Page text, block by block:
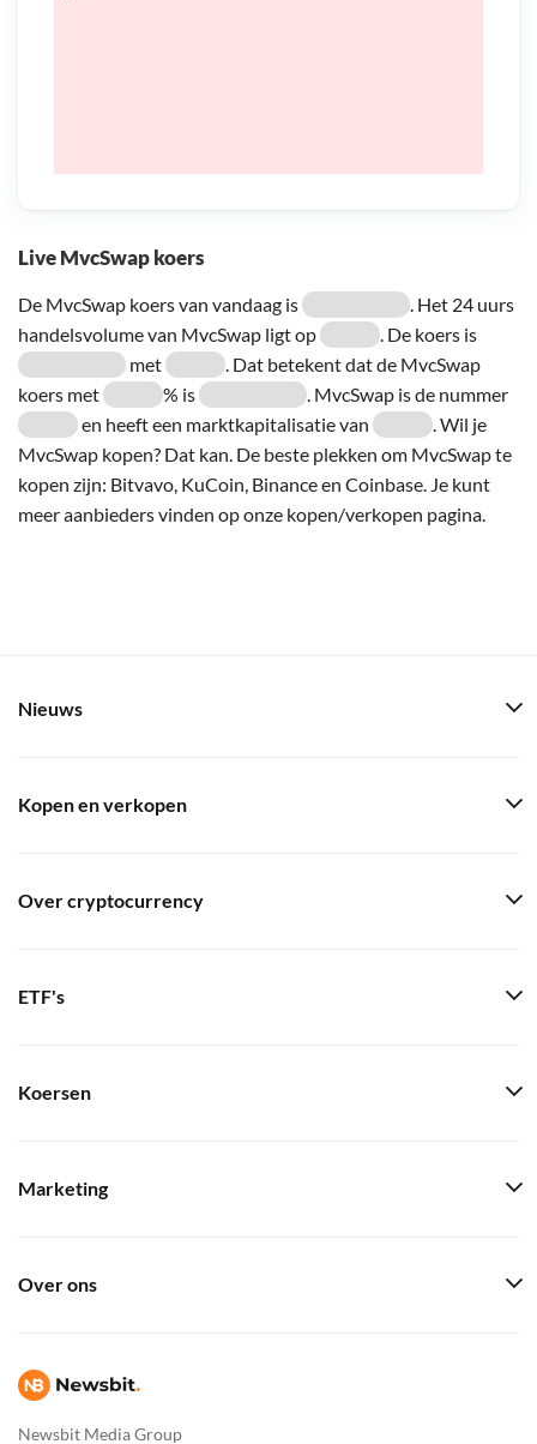
Live MvcSwap koers
De MvcSwap koers van vandaag is
. Het 24 uurs
handelsvolume van MvcSwap ligt op
. De koers is
met
. Dat betekent dat de MvcSwap
koers met
% is
. MvcSwap is de nummer
en heeft een marktkapitalisatie van
. Wil je
MvcSwap kopen? Dat kan. De beste plekken om MvcSwap te
kopen zijn: Bitvavo, KuCoin, Binance en Coinbase. Je kunt
meer aanbieders vinden op onze kopen/verkopen pagina.
Newsbit Media Group
Nieuws
Kopen en verkopen
Over cryptocurrency
ETF's
Koersen
Marketing
Over ons